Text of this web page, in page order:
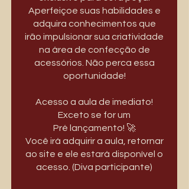
Aperfeiçoe suas habilidades e
adquira conhecimentos que
irão impulsionar sua criatividade
na área de confecção de
acessórios. Não perca essa
oportunidade!
Acesso a aula de imediato!
Exceto se for um
Pré lançamento! 🚀
Você irá adquirir a aula, retornar
ao site e ele estará disponível o
acesso. (Diva participante)